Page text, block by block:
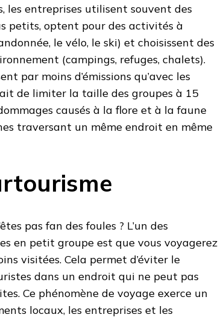
les entreprises utilisent souvent des
petits, optent pour des activités à
le vélo, le ski) et choisissent des
(campings, refuges, chalets).
par moins d’émissions qu’avec les
de limiter la taille des groupes à 15
causés à la flore et à la faune
traversant un même endroit en même
pas fan des foules ? L’un des
en petit groupe est que vous voyagerez
visitées. Cela permet d’éviter le
dans un endroit qui ne peut pas
Ce phénomène de voyage exerce un
locaux, les entreprises et les